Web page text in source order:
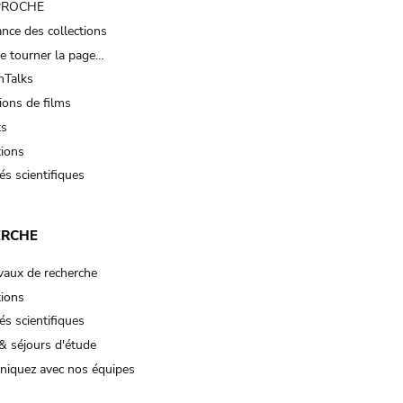
des collections
tourner la page…
de films
scientifiques
de recherche
scientifiques
séjours d'étude
avec nos équipes